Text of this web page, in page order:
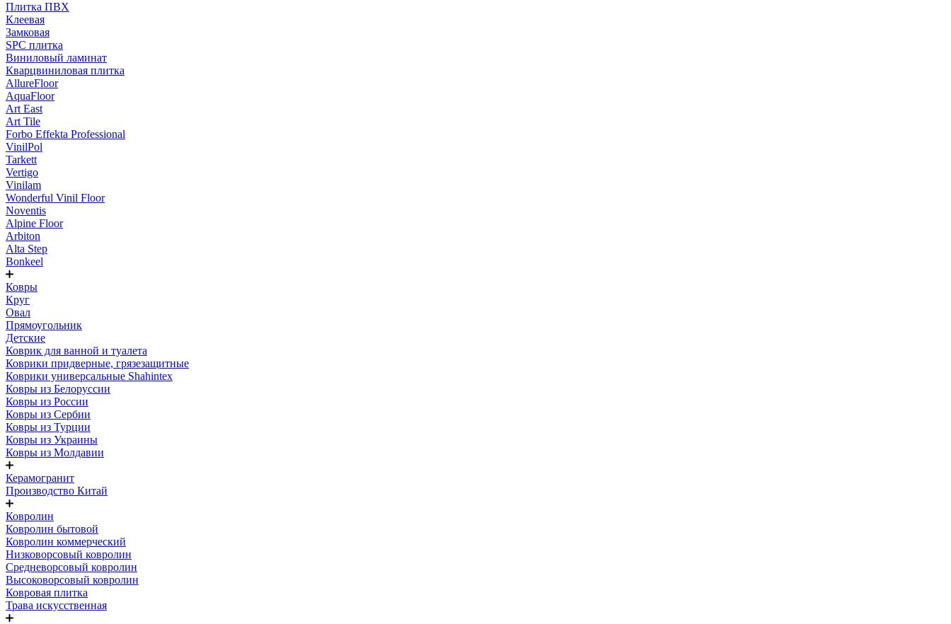
Плитка ПВХ
Клеевая
Замковая
SPC плитка
Виниловый ламинат
Кварцвиниловая плитка
AllureFloor
AquaFloor
Art East
Art Tile
Forbo Effekta Professional
VinilPol
Tarkett
Vertigo
Vinilam
Wonderful Vinil Floor
Noventis
Alpine Floor
Arbiton
Alta Step
Bonkeel
Ковры
Круг
Овал
Прямоугольник
Детские
Коврик для ванной и туалета
Коврики придверные, грязезащитные
Коврики универсальные Shahintex
Ковры из Белоруссии
Ковры из России
Ковры из Сербии
Ковры из Турции
Ковры из Украины
Ковры из Молдавии
Керамогранит
Производство Китай
Ковролин
Ковролин бытовой
Ковролин коммерческий
Низковорсовый ковролин
Средневорсовый ковролин
Высоковорсовый ковролин
Ковровая плитка
Трава искусственная